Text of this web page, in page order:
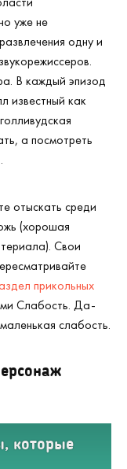
уже не
одну и
В каждый эпизод
известный как
а посмотреть
отыскать среди
(хорошая
Свои
прикольных
Слабость. Да-
слабость.
которые